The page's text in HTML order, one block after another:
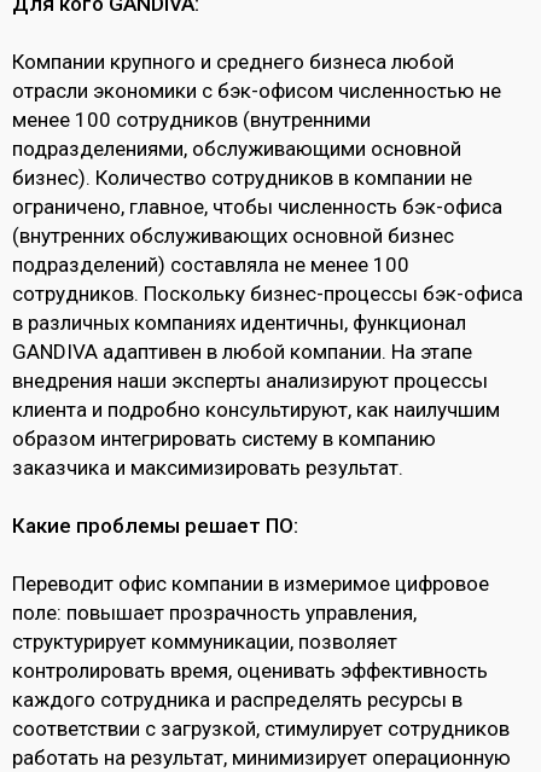
Компании крупного и среднего бизнеса любой
отрасли экономики с бэк-офисом численностью не
менее 100 сотрудников (внутренними
подразделениями, обслуживающими основной
бизнес). Количество сотрудников в компании не
ограничено, главное, чтобы численность бэк-офиса
(внутренних обслуживающих основной бизнес
подразделений) составляла не менее 100
сотрудников. Поскольку бизнес-процессы бэк-офиса
в различных компаниях идентичны, функционал
GANDIVA адаптивен в любой компании. На этапе
внедрения наши эксперты анализируют процессы
клиента и подробно консультируют, как наилучшим
образом интегрировать систему в компанию
заказчика и максимизировать результат.
Какие проблемы решает ПО:
Переводит офис компании в измеримое цифровое
поле: повышает прозрачность управления,
структурирует коммуникации, позволяет
контролировать время, оценивать эффективность
каждого сотрудника и распределять ресурсы в
соответствии с загрузкой, стимулирует сотрудников
работать на результат, минимизирует операционную